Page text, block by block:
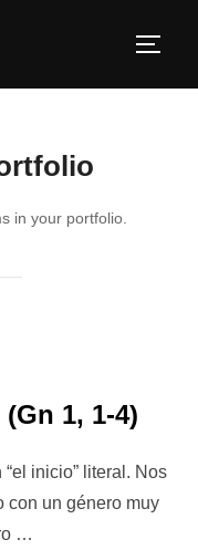
in your portfolio.
1, 1-4)
inicio” literal. Nos
con un género muy
…